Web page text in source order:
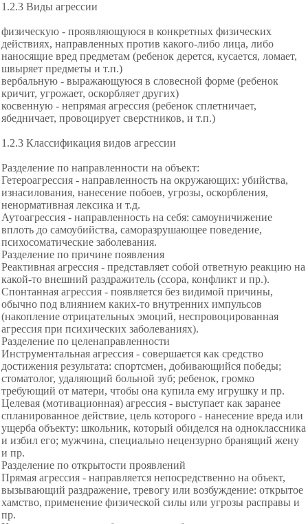
1.2.3 Виды агрессии
физическую - проявляющуюся в конкретных физических
действиях, направленных против какого-либо лица, либо
наносящие вред предметам (ребенок дерется, кусается, ломает,
швыряет предметы и т.п.)
вербальную - выражающуюся в словесной форме (ребенок
кричит, угрожает, оскорбляет других)
косвенную - непрямая агрессия (ребенок сплетничает,
ябедничает, провоцирует сверстников, и т.п.)
1.2.3 Классификация видов агрессии
Разделение по направленности на объект:
Гетероагрессия - направленность на окружающих: убийства,
изнасилования, нанесение побоев, угрозы, оскорбления,
ненормативная лексика и т.д.
Аутоагрессия - направленность на себя: самоуничижение
вплоть до самоубийства, саморазрушающее поведение,
психосоматические заболевания.
Разделение по причине появления
Реактивная агрессия - представляет собой ответную реакцию на
какой-то внешний раздражитель (ссора, конфликт и пр.).
Спонтанная агрессия - появляется без видимой причины,
обычно под влиянием каких-то внутренних импульсов
(накопление отрицательных эмоций, неспровоцированная
агрессия при психических заболеваниях).
Разделение по целенаправленности
Инструментальная агрессия - совершается как средство
достижения результата: спортсмен, добивающийся победы;
стоматолог, удаляющий больной зуб; ребенок, громко
требующий от матери, чтобы она купила ему игрушку и пр.
Целевая (мотивационная) агрессия - выступает как заранее
спланированное действие, цель которого - нанесение вреда или
ущерба объекту: школьник, который обиделся на одноклассника
и избил его; мужчина, специально нецензурно бранящий жену
и пр.
Разделение по открытости проявлений
Прямая агрессия - направляется непосредственно на объект,
вызывающий раздражение, тревогу или возбуждение: открытое
хамство, применение физической силы или угрозы расправы и
пр.